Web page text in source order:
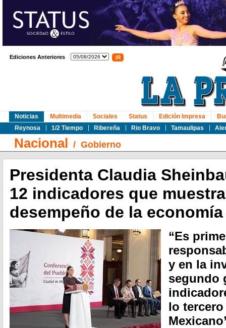
Ediciones Anteriores
Noticias
Reynosa
1/2 Tiempo Ribereña Rio Bravo Tamaulipas
Multimedia Sociales Status Edición Impresa
Nacional / Gobierno
Presidenta Claudia
12 indicadores que
desempeño de la
“Es
y en la
segundo
lo